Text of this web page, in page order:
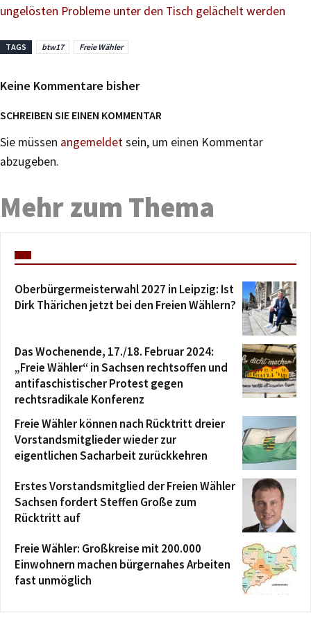
ungelösten Probleme unter den Tisch gelächelt werden
TAGS btw17 Freie Wähler
Keine Kommentare bisher
SCHREIBEN SIE EINEN KOMMENTAR
Sie müssen angemeldetsein, um einen Kommentar
abzugeben.
Mehr zum Thema
Oberbürgermeisterwahl 2027 in Leipzig: Ist
Dirk Thärichen jetzt bei den Freien Wählern?
Das Wochenende, 17./18. Februar 2024:
„Freie Wähler“ in Sachsen rechtsoffen und
antifaschistischer Protest gegen
rechtsradikale Konferenz
Freie Wähler können nach Rücktritt dreier
Vorstandsmitglieder wieder zur
eigentlichen Sacharbeit zurückkehren
Erstes Vorstandsmitglied der Freien Wähler
Sachsen fordert Steffen Große zum
Rücktritt auf
Freie Wähler: Großkreise mit 200.000
Einwohnern machen bürgernahes Arbeiten
fast unmöglich